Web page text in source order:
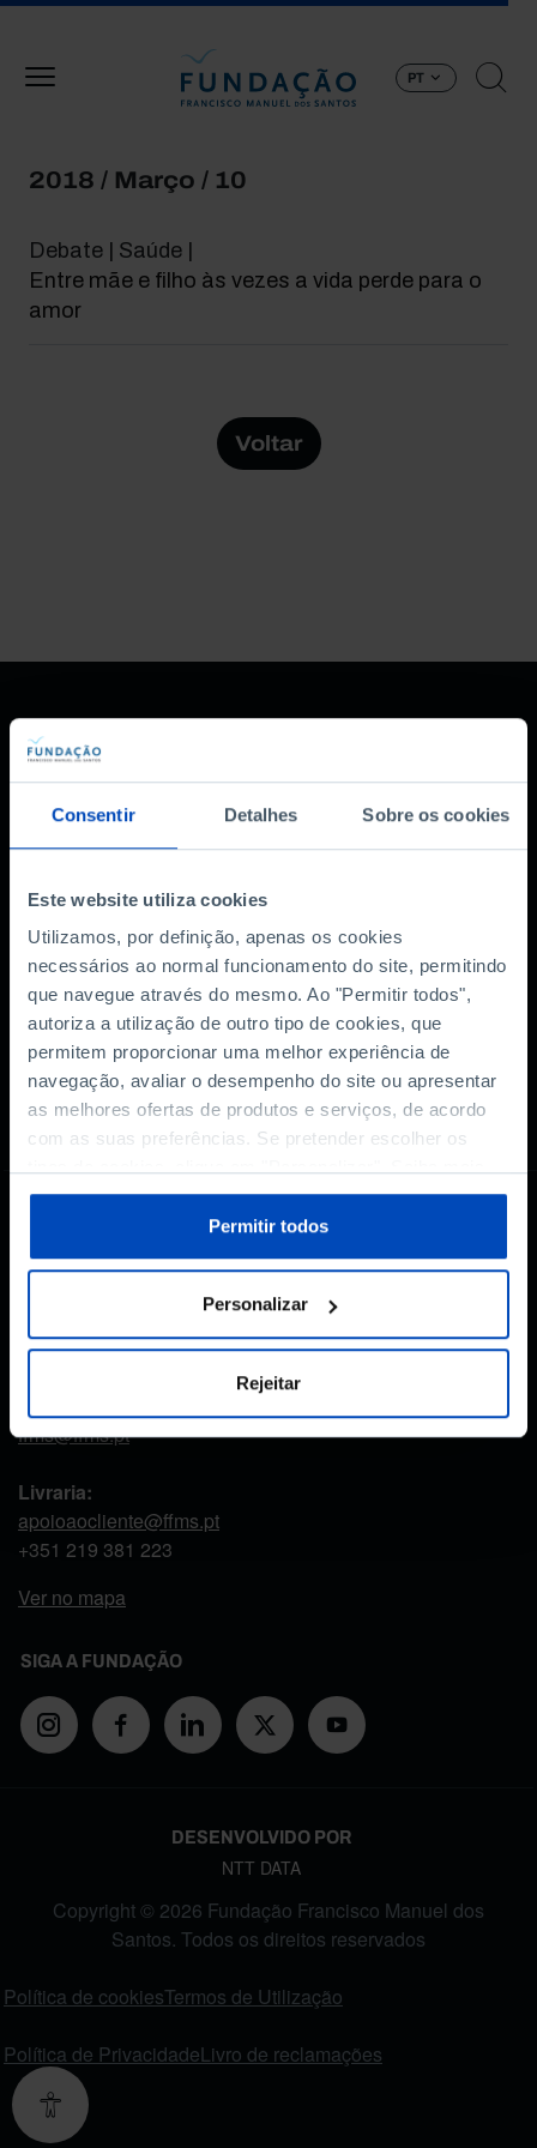
Consentir Detalhes Sobre os cookies
Este website utiliza cookies
Utilizamos, por definição, apenas os cookies
necessários ao normal funcionamento do site, permitindo
que navegue através do mesmo. Ao "Permitir todos",
autoriza a utilização de outro tipo de cookies, que
permitem proporcionar uma melhor experiência de
navegação, avaliar o desempenho do site ou apresentar
as melhores ofertas de produtos e serviços, de acordo
com as suas preferências. Se pretender escolher os
sobre cookies através da gestão de preferências ou da
Política de Cookies.
Permitir todos
Personalizar
Rejeitar
PT
2018 / Março / 10
Debate | Saúde |
Entre mãe e filho às vezes a vida perde para o
amor
Voltar
da Fundação
MANTENHA-SE A PAR
Autorizo o tratamento dos meus dados pessoais aqui
fornecidos, de acordo com a Política de Privacidade
Fundação Francisco Manuel dos Santos
Largo Monterroio Mascarenhas,
nº 1, 7º piso, 1099-081 Lisboa - Portugal
ffms@ffms.pt
Livraria:
apoioaocliente@ffms.pt
+351 219 381 223
Ver no mapa
SIGA A FUNDAÇÃO
DESENVOLVIDO POR
NTT DATA
Copyright © 2026 Fundação Francisco Manuel dos
Santos. Todos os direitos reservados
Política de cookiesTermos de Utilização
Política de PrivacidadeLivro de reclamações